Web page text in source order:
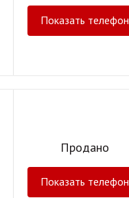
Показать телефон
Продано
Показать телефон